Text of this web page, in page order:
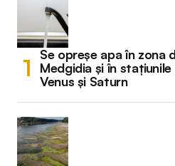
Se opreșe apa în zona
Medgidia și în
Venus și Saturn